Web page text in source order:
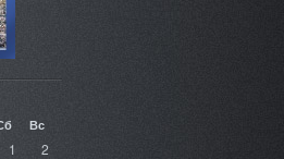
Вс
1
2